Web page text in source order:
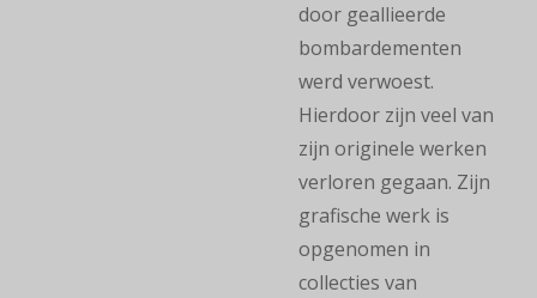
door geallieerde
bombardementen
werd verwoest.
Hierdoor zijn veel van
zijn originele werken
verloren gegaan. Zijn
grafische werk is
opgenomen in
collecties van